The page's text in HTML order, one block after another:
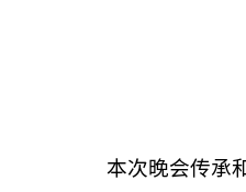
本次晚会传承